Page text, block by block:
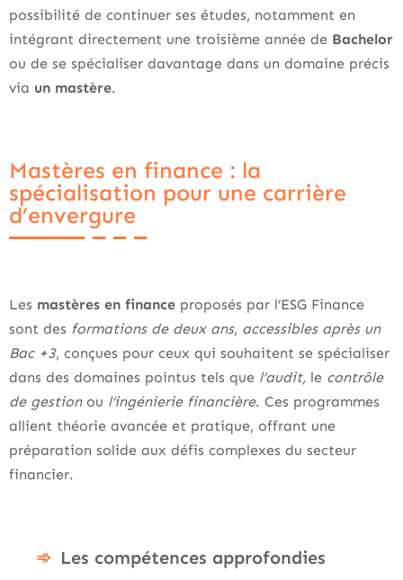
possibilité de continuer ses études, notamment en
intégrant directement une troisième année de Bachelor
ou de se spécialiser davantage dans un domaine précis
via un mastère.
Mastères en finance : la
spécialisation pour une carrière
d’envergure
Les mastères en finance proposés par l’ESG Finance
sont des formations de deux ans, accessibles après un
Bac +3, conçues pour ceux qui souhaitent se spécialiser
dans des domaines pointus tels que l’audit, le contrôle
de gestionou l’ingénierie financière. Ces programmes
allient théorie avancée et pratique, offrant une
préparation solide aux défis complexes du secteur
financier.
Les compétences approfondies